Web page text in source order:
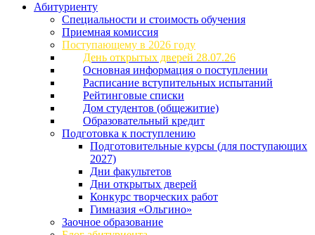
Абитуриенту
Специальности и стоимость обучения
Приемная комиссия
Поступающему в 2026 году
День открытых дверей 28.07.26
Основная информация о поступлении
Расписание вступительных испытаний
Рейтинговые списки
Дом студентов (общежитие)
Образовательный кредит
Подготовка к поступлению
Подготовительные курсы (для поступающих
2027)
Дни факультетов
Дни открытых дверей
Конкурс творческих работ
Гимназия «Ольгино»
Заочное образование